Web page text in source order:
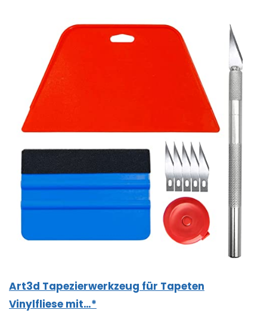
Art3d Tapezierwerkzeug für Tapeten
Vinylfliese mit…*